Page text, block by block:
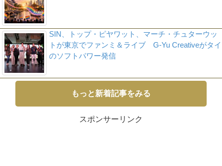
SIN、トップ・ピヤワット、マーチ・チュターウッ
トが東京でファンミ＆ライブ G-Yu Creativeがタイ
のソフトパワー発信
もっと新着記事をみる
スポンサーリンク